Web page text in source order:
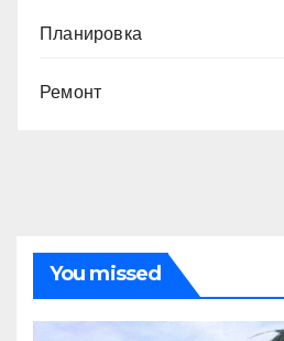
Планировка
Ремонт
You missed